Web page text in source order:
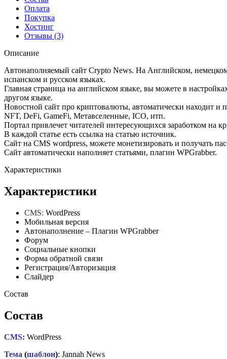
Оплата
Покупка
Хостинг
Отзывы (3)
Описание
Автонаполняемый сайт Crypto News. На Английском,
испанском и русском языках.
Главная страница на английском языке, вы можете в
другом языке.
Новостной сайт про криптовалюты, автоматически находит и
NFT, DeFi, GameFi, Метавселенные, ICO, итп.
Портал привлечет читателей интересующихся заработком на
В каждой статье есть ссылка на статью источник.
Сайт на CMS wordpress, можете монетизировать и получать
Сайт автоматически наполняет статьями, плагин WPGrabber.
Характеристики
Характеристики
CMS: WordPress
Мобильная версия
Автонаполнение – Плагин WPGrabber
Форум
Социальные кнопки
Форма обратной связи
Регистрация/Авторизация
Слайдер
Состав
Состав
CMS: WordPress
Тема (шаблон): Jannah News